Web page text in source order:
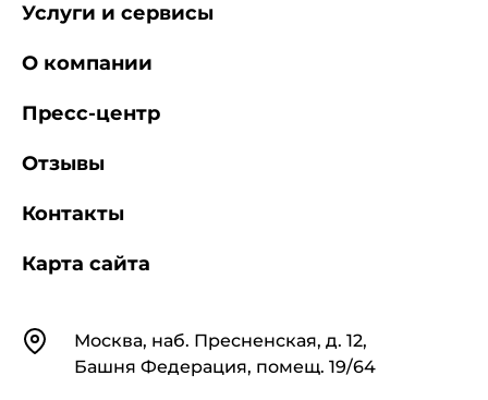
- эффективное использование всего
картографической продукции.
стандарта определяется:
- повышением качества цифровой
информационного обеспечения,
геоинформационной продукции;
КонтактыМосква, наб. Пресненская, д. 12,
Башня Федерация, помещ. 19/64
Услуги и сервисы
О компании
Пресс-центр
Отзывы
Контакты
Карта сайта